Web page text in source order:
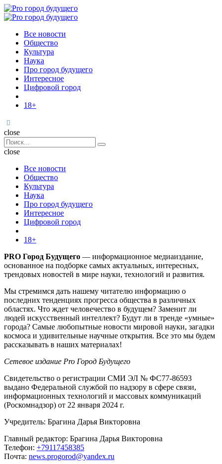
Menu
Поиск
Menu
Pro
Все новости
Общество
Культура
Наука
Про город будущего
Интересное
Цифровой город
18+
Поиск
close
Search
for:
Поиск
close
Все новости
Общество
Культура
Наука
Про город будущего
Интересное
Цифровой город
18+
PRO Город Будущего — информационное медиаиздание,
основанное на подборке самых актуальных, интересных,
трендовых новостей в мире науки, технологий и развития.
Мы стремимся дать нашему читателю информацию о
последних тенденциях прогресса общества в различных
областях. Что ждет человечество в будущем? Заменит ли
людей искусственный интеллект? Будут ли в тренде «умные»
города? Самые любопытные новости мировой науки, загадки
космоса и удивительные научные открытия. Все это мы будем
рассказывать в наших материалах!
Сетевое издание Pro Город Будущего
Свидетельство о регистрации СМИ ЭЛ № ФС77-86593
выдано Федеральной службой по надзору в сфере связи,
информационных технологий и массовых коммуникаций
(Роскомнадзор) от 22 января 2024 г.
Учредитель: Брагина Дарья Викторовна
Главный редактор: Брагина Дарья Викторовна
Телефон: +79117458385
Почта: news.progorod@yandex.ru